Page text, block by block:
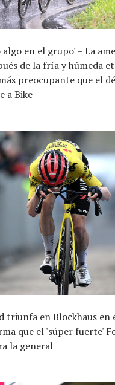
en el grupo' – La
de la fría y húmeda
preocupante que el
a Bike
triunfa en Blockhaus en
que el 'súper fuerte'
la general